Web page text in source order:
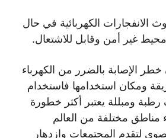
الانفجارات الكهربائية في حال
غير أمن وقابل للاشتعال.
خطر الإصابة بالضرر من الكهرباء
ومكان استخدامها فاستخدام
ومبللة يعتبر أكثر خطورة
مناطق مختلفة من العالم
لتقدم المجتمعات وازدهار